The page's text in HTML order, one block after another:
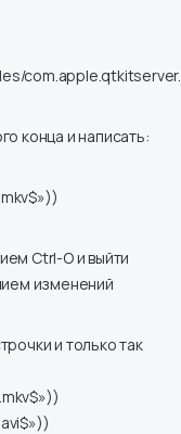
конца и написать:
Ctrl-O и выйти
изменений
и только так